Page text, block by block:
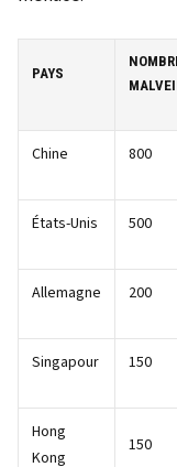
PAYS
Chine 800
États-Unis 500
Allemagne 200
Singapour 150
Hong
Kong
150